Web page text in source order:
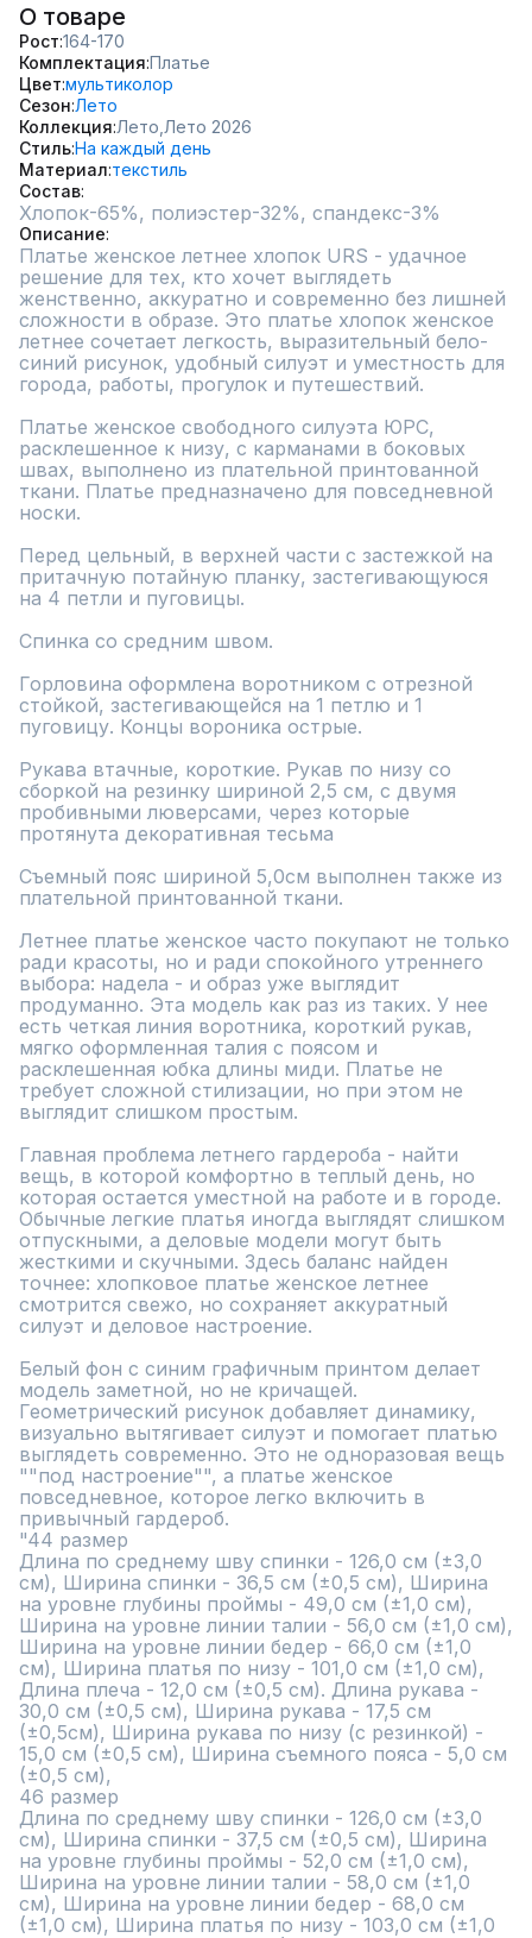
О товаре
Рост 164-170
Комплектация Платье
Цвет мультиколор
Сезон Лето
Коллекция Лето, Лето 2026
СтильНа каждый день
Материал текстиль
Состав
Хлопок-65%, полиэстер-32%, спандекс-3%
Описание
Платье женское летнее хлопок URS - удачное
решение для тех, кто хочет выглядеть
женственно, аккуратно и современно без лишней
сложности в образе. Это платье хлопок женское
летнее сочетает легкость, выразительный бело-
синий рисунок, удобный силуэт и уместность для
города, работы, прогулок и путешествий.
Платье женское свободного силуэта ЮРС,
расклешенное к низу, с карманами в боковых
швах, выполнено из плательной принтованной
ткани. Платье предназначено для повседневной
носки.
Перед цельный, в верхней части с застежкой на
притачную потайную планку, застегивающуюся
на 4 петли и пуговицы.
Спинка со средним швом.
Горловина оформлена воротником с отрезной
стойкой, застегивающейся на 1 петлю и 1
пуговицу. Концы вороника острые.
Рукава втачные, короткие. Рукав по низу со
сборкой на резинку шириной 2,5 см, с двумя
пробивными люверсами, через которые
протянута декоративная тесьма
Съемный пояс шириной 5,0см выполнен также из
плательной принтованной ткани.
Летнее платье женское часто покупают не только
ради красоты, но и ради спокойного утреннего
выбора: надела - и образ уже выглядит
продуманно. Эта модель как раз из таких. У нее
есть четкая линия воротника, короткий рукав,
мягко оформленная талия с поясом и
расклешенная юбка длины миди. Платье не
требует сложной стилизации, но при этом не
выглядит слишком простым.
Главная проблема летнего гардероба - найти
вещь, в которой комфортно в теплый день, но
которая остается уместной на работе и в городе.
Обычные легкие платья иногда выглядят слишком
отпускными, а деловые модели могут быть
жесткими и скучными. Здесь баланс найден
точнее: хлопковое платье женское летнее
смотрится свежо, но сохраняет аккуратный
силуэт и деловое настроение.
Белый фон с синим графичным принтом делает
модель заметной, но не кричащей.
Геометрический рисунок добавляет динамику,
визуально вытягивает силуэт и помогает платью
выглядеть современно. Это не одноразовая вещь
""под настроение"", а платье женское
повседневное, которое легко включить в
привычный гардероб.
"44 размер
Длина по среднему шву спинки - 126,0 см (±3,0
см), Ширина спинки - 36,5 см (±0,5 см), Ширина
на уровне глубины проймы - 49,0 см (±1,0 см),
Ширина на уровне линии талии - 56,0 см (±1,0 см),
Ширина на уровне линии бедер - 66,0 см (±1,0
см), Ширина платья по низу - 101,0 см (±1,0 см),
Длина плеча - 12,0 см (±0,5 см). Длина рукава -
30,0 см (±0,5 см), Ширина рукава - 17,5 см
(±0,5см), Ширина рукава по низу (с резинкой) -
15,0 см (±0,5 см), Ширина съемного пояса - 5,0 см
(±0,5 см),
46 размер
Длина по среднему шву спинки - 126,0 см (±3,0
см), Ширина спинки - 37,5 см (±0,5 см), Ширина
на уровне глубины проймы - 52,0 см (±1,0 см),
Ширина на уровне линии талии - 58,0 см (±1,0
см), Ширина на уровне линии бедер - 68,0 см
(±1,0 см), Ширина платья по низу - 103,0 см (±1,0